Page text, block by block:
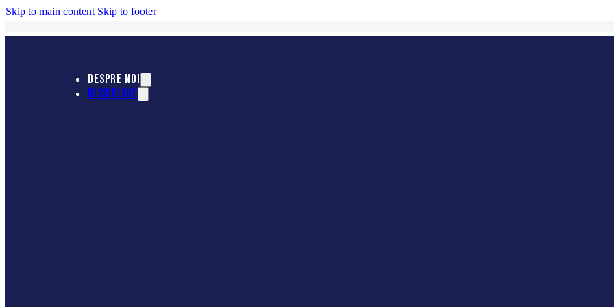
Skip to main content Skip to footer
DESPRE NOI
DISCIPLINE